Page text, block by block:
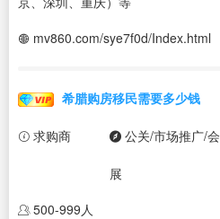
mv860.com/sye7f0d/Index.html
希腊购房移民需要多少钱
求购商 公关/市场推广/会
展
500-999人